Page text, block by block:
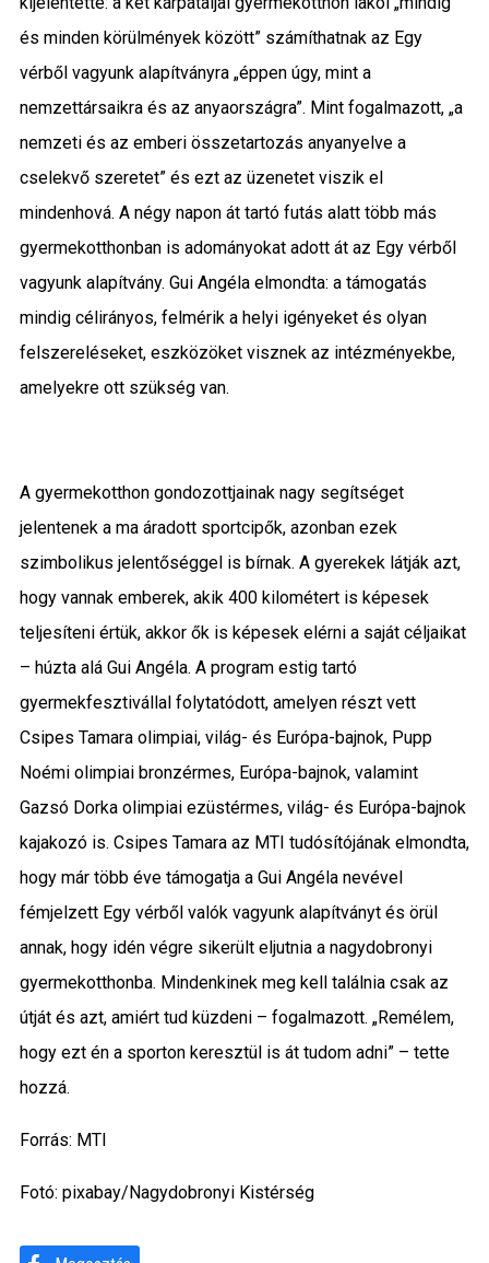
és minden körülmények között” számíthatnak az Egy
vérből vagyunk alapítványra „éppen úgy, mint a
nemzettársaikra és az anyaországra”. Mint fogalmazott, „a
nemzeti és az emberi összetartozás anyanyelve a
cselekvő szeretet” és ezt az üzenetet viszik el
mindenhová. A négy napon át tartó futás alatt több más
gyermekotthonban is adományokat adott át az Egy vérből
vagyunk alapítvány. Gui Angéla elmondta: a támogatás
mindig célirányos, felmérik a helyi igényeket és olyan
felszereléseket, eszközöket visznek az intézményekbe,
amelyekre ott szükség van.
A gyermekotthon gondozottjainak nagy segítséget
jelentenek a ma áradott sportcipők, azonban ezek
szimbolikus jelentőséggel is bírnak. A gyerekek látják azt,
hogy vannak emberek, akik 400 kilométert is képesek
teljesíteni értük, akkor ők is képesek elérni a saját céljaikat
– húzta alá Gui Angéla. A program estig tartó
gyermekfesztivállal folytatódott, amelyen részt vett
Csipes Tamara olimpiai, világ- és Európa-bajnok, Pupp
Noémi olimpiai bronzérmes, Európa-bajnok, valamint
Gazsó Dorka olimpiai ezüstérmes, világ- és Európa-bajnok
kajakozó is. Csipes Tamara az MTI tudósítójának elmondta,
hogy már több éve támogatja a Gui Angéla nevével
fémjelzett Egy vérből valók vagyunk alapítványt és örül
annak, hogy idén végre sikerült eljutnia a nagydobronyi
gyermekotthonba. Mindenkinek meg kell találnia csak az
útját és azt, amiért tud küzdeni – fogalmazott. „Remélem,
hogy ezt én a sporton keresztül is át tudom adni” – tette
hozzá.
Forrás: MTI
Fotó: pixabay/Nagydobronyi Kistérség